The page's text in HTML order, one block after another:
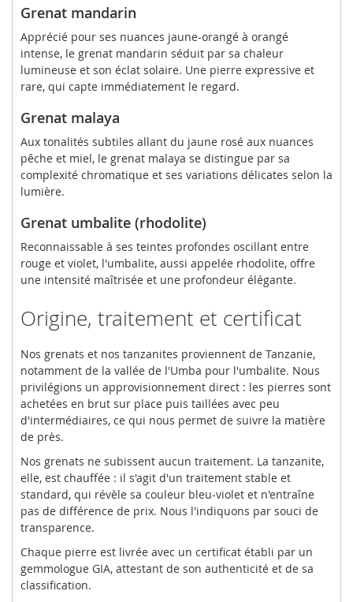
Grenat mandarin
Apprécié pour ses nuances jaune-orangé à orangé
intense, le grenat mandarin séduit par sa chaleur
lumineuse et son éclat solaire. Une pierre expressive et
rare, qui capte immédiatement le regard.
Grenat malaya
Aux tonalités subtiles allant du jaune rosé aux nuances
pêche et miel, le grenat malaya se distingue par sa
complexité chromatique et ses variations délicates selon la
lumière.
Grenat umbalite (rhodolite)
Reconnaissable à ses teintes profondes oscillant entre
rouge et violet, l'umbalite, aussi appelée rhodolite, offre
une intensité maîtrisée et une profondeur élégante.
Origine, traitement et certificat
Nos grenats et nos tanzanites proviennent de Tanzanie,
notamment de la vallée de l'Umba pour l'umbalite. Nous
privilégions un approvisionnement direct : les pierres sont
achetées en brut sur place puis taillées avec peu
d'intermédiaires, ce qui nous permet de suivre la matière
de près.
Nos grenats ne subissent aucun traitement. La tanzanite,
elle, est chauffée : il s'agit d'un traitement stable et
standard, qui révèle sa couleur bleu-violet et n'entraîne
pas de différence de prix. Nous l'indiquons par souci de
transparence.
Chaque pierre est livrée avec un certificat établi par un
gemmologue GIA, attestant de son authenticité et de sa
classification.